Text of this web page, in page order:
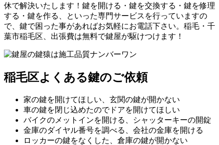
休で解決いたします！鍵を開ける・鍵を交換する・鍵を修理
する・鍵を作る、といった専門サービスを行っていますの
で、鍵で困った事があればお気軽にお電話下さい。稲毛・千
葉市稲毛区、出張費は無料で鍵屋が駆けつけます！
稲毛区よくある鍵のご依頼
家の鍵を開けてほしい、玄関の鍵が開かない
車の鍵を閉じ込めたのでドアを開けてほしい
バイクのメットインを開ける、シャッターキーの開錠
金庫のダイヤル番号を調べる、会社の金庫を開ける
ロッカーの鍵をなくした、倉庫の鍵が開かない